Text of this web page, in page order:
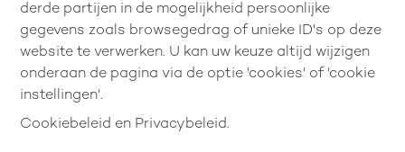
derde partijen in de mogelijkheid persoonlijke
gegevens zoals browsegedrag of unieke ID's op deze
website te verwerken. U kan uw keuze altijd wijzigen
onderaan de pagina via de optie 'cookies' of 'cookie
instellingen'.
Cookiebeleid en Privacybeleid.
Singelstraat 49 bus 003, 3800 Sint-Truiden
2 1 77.52 m²